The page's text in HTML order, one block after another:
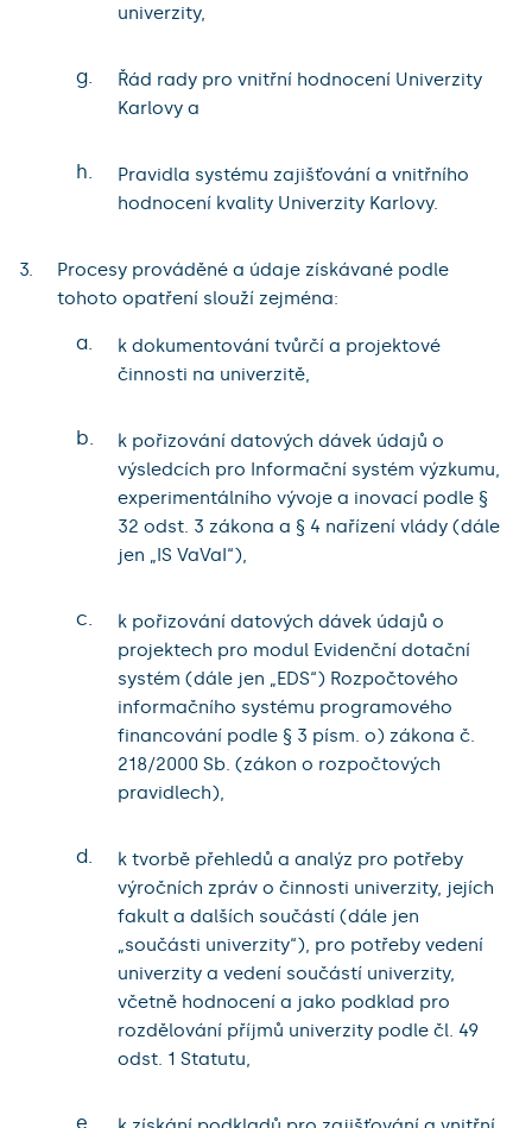
univerzity,
g.
Řád rady pro vnitřní hodnocení Univerzity
Karlovy a
h.
Pravidla systému zajišťování a vnitřního
hodnocení kvality Univerzity Karlovy.
Procesy prováděné a údaje získávané podle
tohoto opatření slouží zejména:
a.
k dokumentování tvůrčí a projektové
činnosti na univerzitě,
b.
k pořizování datových dávek údajů o
výsledcích pro Informační systém výzkumu,
experimentálního vývoje a inovací podle §
32 odst. 3 zákona a § 4 nařízení vlády (dále
jen „IS VaVaI“),
c.
k pořizování datových dávek údajů o
projektech pro modul Evidenční dotační
systém (dále jen „EDS“) Rozpočtového
informačního systému programového
financování podle § 3 písm. o) zákona č.
218/2000 Sb. (zákon o rozpočtových
pravidlech),
d.
k tvorbě přehledů a analýz pro potřeby
výročních zpráv o činnosti univerzity, jejích
fakult a dalších součástí (dále jen
„součásti univerzity“), pro potřeby vedení
univerzity a vedení součástí univerzity,
včetně hodnocení a jako podklad pro
rozdělování příjmů univerzity podle čl. 49
odst. 1 Statutu,
e.